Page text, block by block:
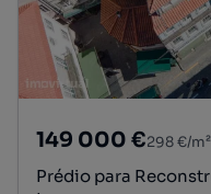
149 000 €298 €/m²
Prédio para